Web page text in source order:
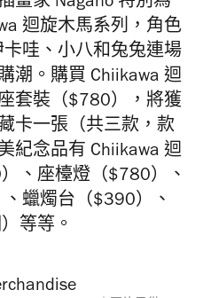
畫家 Nagano 特別為
迴旋木⾺系列，角色
哇、小八和兔兔連場
潮。購買 Chiikawa 迴
套裝（$780），將獲
卡一張（共三款，款
紀念品有 Chiikawa 迴
、座檯燈（$780）、
蠟燭台（$390）、
等等。